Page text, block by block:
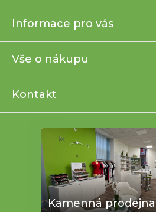
p
t
Informace pro vás
Vše o nákupu
Kontakt
Kamenná prodejna